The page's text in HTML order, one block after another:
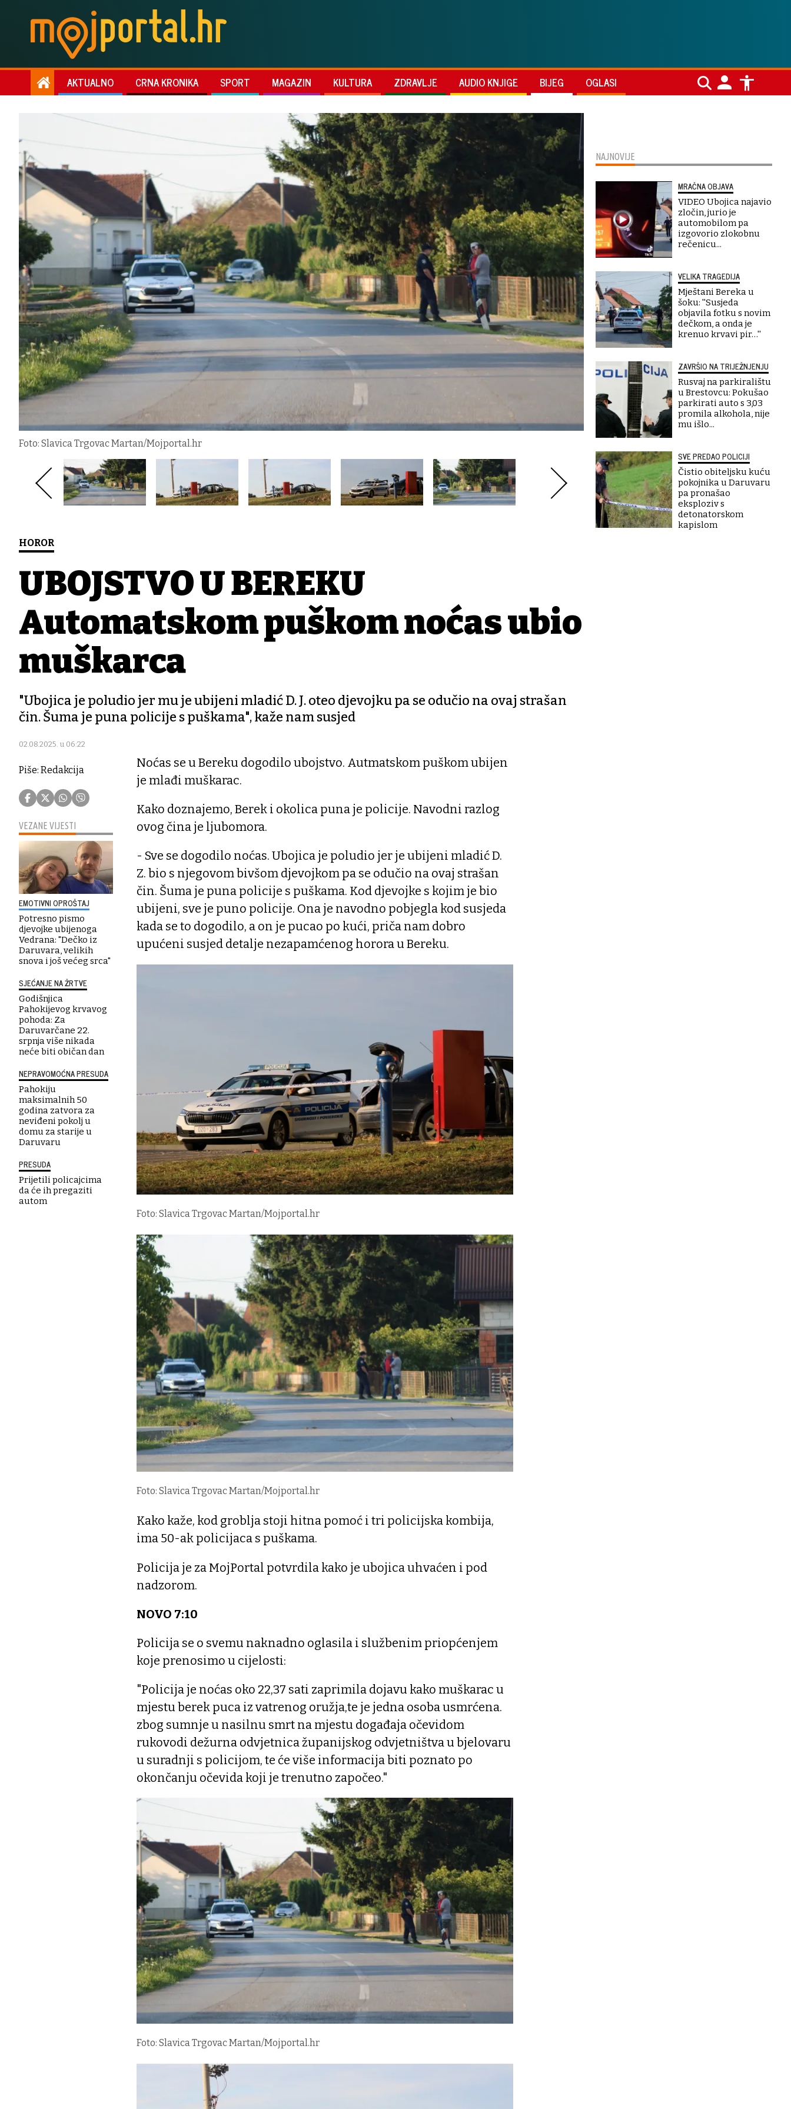
AKTUALNO CRNA KRONIKA SPORT MAGAZIN KULTURA ZDRAVLJE AUDIO KNJIGE BIJEG OGLASI
Foto: Slavica Trgovac Martan/Mojportal.hr
HOROR
UBOJSTVO U BEREKU
Automatskom puškom noćas ubio
muškarca
"Ubojica je poludio jer mu je ubijeni mladić D. J. oteo djevojku pa se odučio na ovaj strašan
čin. Šuma je puna policije s puškama", kaže nam susjed
02.08.2025. u 06:22
Piše: Redakcija
VEZANE VIJESTI
EMOTIVNI OPROŠTAJ
Potresno pismo
djevojke ubijenoga
Vedrana: "Dečko iz
Daruvara, velikih
snova i još većeg srca"
SJEĆANJE NA ŽRTVE
Godišnjica
Pahokijevog krvavog
pohoda: Za
Daruvarčane 22.
srpnja više nikada
neće biti običan dan
NEPRAVOMOĆNA PRESUDA
Pahokiju
maksimalnih 50
godina zatvora za
neviđeni pokolj u
domu za starije u
Daruvaru
PRESUDA
Prijetili policajcima
da će ih pregaziti
autom
Noćas se u Bereku dogodilo ubojstvo. Autmatskom puškom ubijen
je mlađi muškarac.
Kako doznajemo, Berek i okolica puna je policije. Navodni razlog
ovog čina je ljubomora.
- Sve se dogodilo noćas. Ubojica je poludio jer je ubijeni mladić D.
Z. bio s njegovom bivšom djevojkom pa se odučio na ovaj strašan
čin. Šuma je puna policije s puškama. Kod djevojke s kojim je bio
ubijeni, sve je puno policije. Ona je navodno pobjegla kod susjeda
kada se to dogodilo, a on je pucao po kući, priča nam dobro
upućeni susjed detalje nezapamćenog horora u Bereku.
Foto: Slavica Trgovac Martan/Mojportal.hr
Foto: Slavica Trgovac Martan/Mojportal.hr
Kako kaže, kod groblja stoji hitna pomoć i tri policijska kombija,
ima 50-ak policijaca s puškama.
Policija je za MojPortal potvrdila kako je ubojica uhvaćen i pod
nadzorom.
NOVO 7:10
Policija se o svemu naknadno oglasila i službenim priopćenjem
koje prenosimo u cijelosti:
"Policija je noćas oko 22,37 sati zaprimila dojavu kako muškarac u
mjestu berek puca iz vatrenog oružja,te je jedna osoba usmrćena.
zbog sumnje u nasilnu smrt na mjestu događaja očevidom
rukovodi dežurna odvjetnica županijskog odvjetništva u bjelovaru
u suradnji s policijom, te će više informacija biti poznato po
okončanju očevida koji je trenutno započeo."
Foto: Slavica Trgovac Martan/Mojportal.hr
NAJNOVIJE
MRAČNA OBJAVA
VIDEO Ubojica najavio
zločin, jurio je
automobilom pa
izgovorio zlokobnu
rečenicu...
VELIKA TRAGEDIJA
Mještani Bereka u
šoku: ''Susjeda
objavila fotku s novim
dečkom, a onda je
krenuo krvavi pir…''
ZAVRŠIO NA TRIJEŽNJENJU
Rusvaj na parkiralištu
u Brestovcu: Pokušao
parkirati auto s 3,03
promila alkohola, nije
mu išlo...
SVE PREDAO POLICIJI
Čistio obiteljsku kuću
pokojnika u Daruvaru
pa pronašao
eksploziv s
detonatorskom
kapislom